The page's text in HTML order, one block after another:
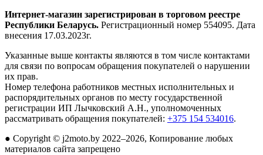
Интернет-магазин зарегистрирован в торговом реестре
Республики Беларусь. Регистрационный номер 554095. Дата
внесения 17.03.2023г.
Указанные выше контакты являются в том числе контактами
для связи по вопросам обращения покупателей о нарушении
их прав.
Номер телефона работников местных исполнительных и
распорядительных органов по месту государственной
регистрации ИП Лычковский А.Н., уполномоченных
рассматривать обращения покупателей: +375 154 534016.
● Copyright © j2moto.by 2022–2026, Копирование любых
материалов сайта запрещено